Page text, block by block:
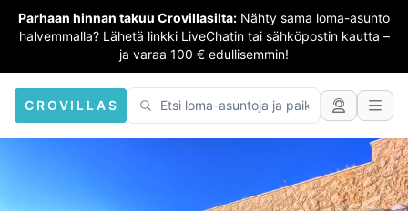
Parhaan hinnan takuu Crovillasilta: Nähty sama loma-asunto
halvemmalla? Lähetä linkki LiveChatin tai sähköpostin kautta –
ja varaa 100 € edullisemmin!
CROVILLAS